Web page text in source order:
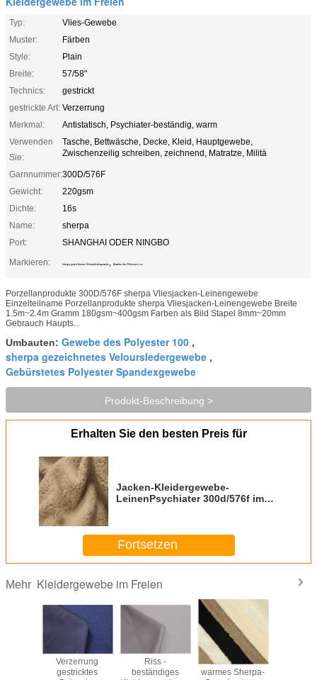
Typ:
Vlies-Gewebe
Muster:
Färben
Style:
Plain
Breite:
57/58"
Technics:
gestrickt
gestrickte Art: Verzerrung
Merkmal:
Antistatisch, Psychiater-beständig, warm
Verwenden
Sie:
Tasche, Bettwäsche, Decke, Kleid, Hauptgewebe,
Zwischenzeilig schreiben, zeichnend, Matratze, Militä
Garnnummer:300D/576F
Gewicht:
220gsm
Dichte:
16s
Name:
sherpa
Port:
SHANGHAI ODER NINGBO
Markieren:
sherpa gezeichnetes Veloursledergewebe , Gewebe des Polyester 100
Porzellanprodukte 300D/576F sherpa Vliesjacken-Leinengewebe
Einzelteilname Porzellanprodukte sherpa Vliesjacken-Leinengewebe Breite
1.5m~2.4m Gramm 180gsm~400gsm Farben als Bild Stapel 8mm~20mm
Gebrauch Haupts...
Umbauten: Gewebe des Polyester 100 ,
sherpa gezeichnetes Veloursledergewebe ,
Gebürstetes Polyester Spandexgewebe
Produkt-Beschreibung >
Erhalten Sie den besten Preis für
Jacken-Kleidergewebe-
LeinenPsychiater 300d/576f im
Fortsetzen
Mehr Kleidergewebe im Freien
Verzerrung
gestricktes
Riss -
beständiges
Normallack
warmes Sherpa-